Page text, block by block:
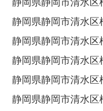
静岡県静岡市清水
静岡県静岡市清水
静岡県静岡市清水
静岡県静岡市清水
静岡県静岡市清水